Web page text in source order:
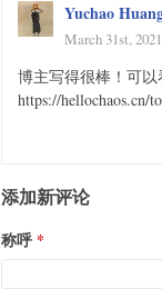
Yuchao
March 31st,
博主写得很棒！可以
https://hellochaos.cn/
添加新评论
称呼